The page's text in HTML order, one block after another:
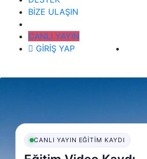
BİZE ULAŞIN
CANLI YAYIN
GİRİŞ YAP
CANLI YAYIN EĞITIM KAYDI